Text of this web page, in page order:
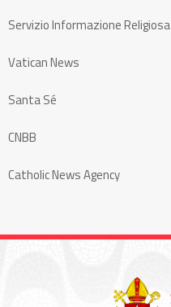
Servizio Informazione Religiosa
Vatican News
Santa Sé
CNBB
Catholic News Agency